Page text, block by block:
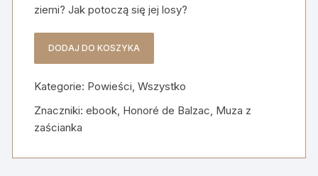
ziemi? Jak potoczą się jej losy?
z
zaścianka
+
omówienie
DODAJ DO KOSZYKA
Kategorie: Powieści,Wszystko
Znaczniki:ebook, Honoré de Balzac, Muza z
zaścianka